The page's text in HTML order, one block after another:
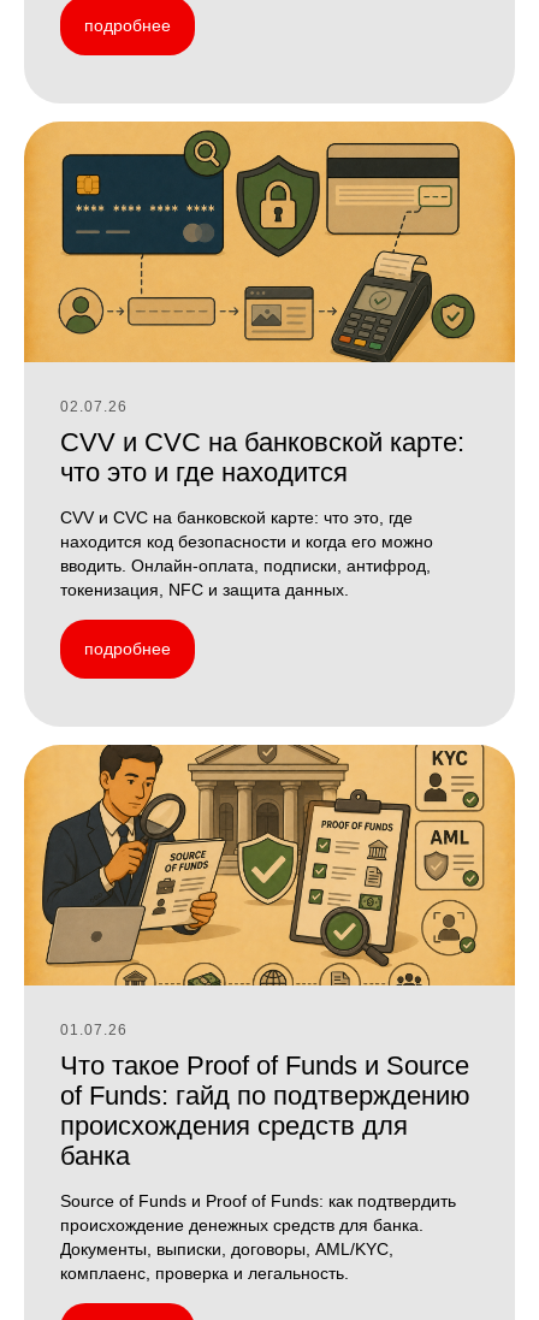
подробнее
02.07.26
CVV и CVC на банковской карте:
что это и где находится
CVV и CVC на банковской карте: что это, где
находится код безопасности и когда его можно
вводить. Онлайн-оплата, подписки, антифрод,
токенизация, NFC и защита данных.
подробнее
01.07.26
Что такое Proof of Funds и Source
of Funds: гайд по подтверждению
происхождения средств для
банка
Source of Funds и Proof of Funds: как подтвердить
происхождение денежных средств для банка.
Документы, выписки, договоры, AML/KYC,
комплаенс, проверка и легальность.